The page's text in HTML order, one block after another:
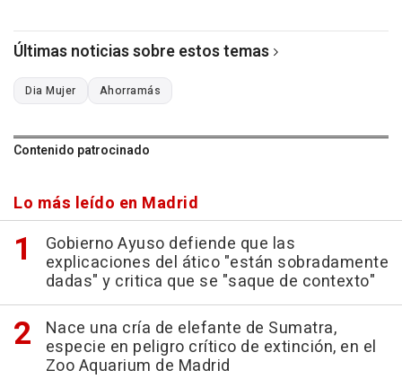
Últimas noticias sobre estos temas
Dia Mujer Ahorramás
Contenido patrocinado
Lo más leído en Madrid
Gobierno Ayuso defiende que las
explicaciones del ático "están sobradamente
dadas" y critica que se "saque de contexto"
Nace una cría de elefante de Sumatra,
especie en peligro crítico de extinción, en el
Zoo Aquarium de Madrid